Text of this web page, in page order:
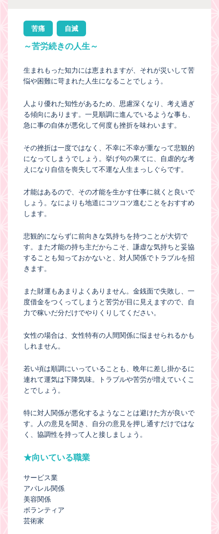
苦痛 自滅
～苦労続きの人生～
生まれもった知力には恵まれますが、それが災いして苦
悩や困難に苛まれた人生になることでしょう。
人より優れた知性があるため、思慮深くなり、考え過ぎ
る傾向にあります。一見順調に進んでいるような事も、
急に事の自体が悪化して何度も挫折を味わいます。
その挫折は一度ではなく、不幸に不幸が重なって悲観的
になってしまうでしょう。挙げ句の果てに、自虐的な考
えになり自信を喪失して不運な人生まっしぐらです。
才能はあるので、その才能を生かす仕事に就くと良いで
しょう。なによりも地道にコツコツ進むことをおすすめ
します。
悲観的にならずに前向きな気持ちを持つことが大切で
す。また才能の持ち主だからこそ、謙虚な気持ちと妥協
することも知っておかないと、対人関係でトラブルを招
きます。
また財運もあまりよくありません。金銭面で失敗し、一
度借金をつくってしまうと苦労が目に見えますので、自
力で稼いだ分だけでやりくりしてください。
女性の場合は、女性特有の人間関係に悩ませられるかも
しれません。
若い頃は順調にいっていることも、晩年に差し掛かるに
連れて運気は下降気味。トラブルや苦労が増えていくこ
とでしょう。
特に対人関係が悪化するようなことは避けた方が良いで
す。人の意見を聞き、自分の意見を押し通すだけではな
く、協調性を持って人と接しましょう。
★向いている職業
サービス業
アパレル関係
美容関係
ボランティア
芸術家